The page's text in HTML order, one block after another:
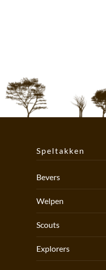
Speltakken
Bevers
Welpen
Scouts
Explorers